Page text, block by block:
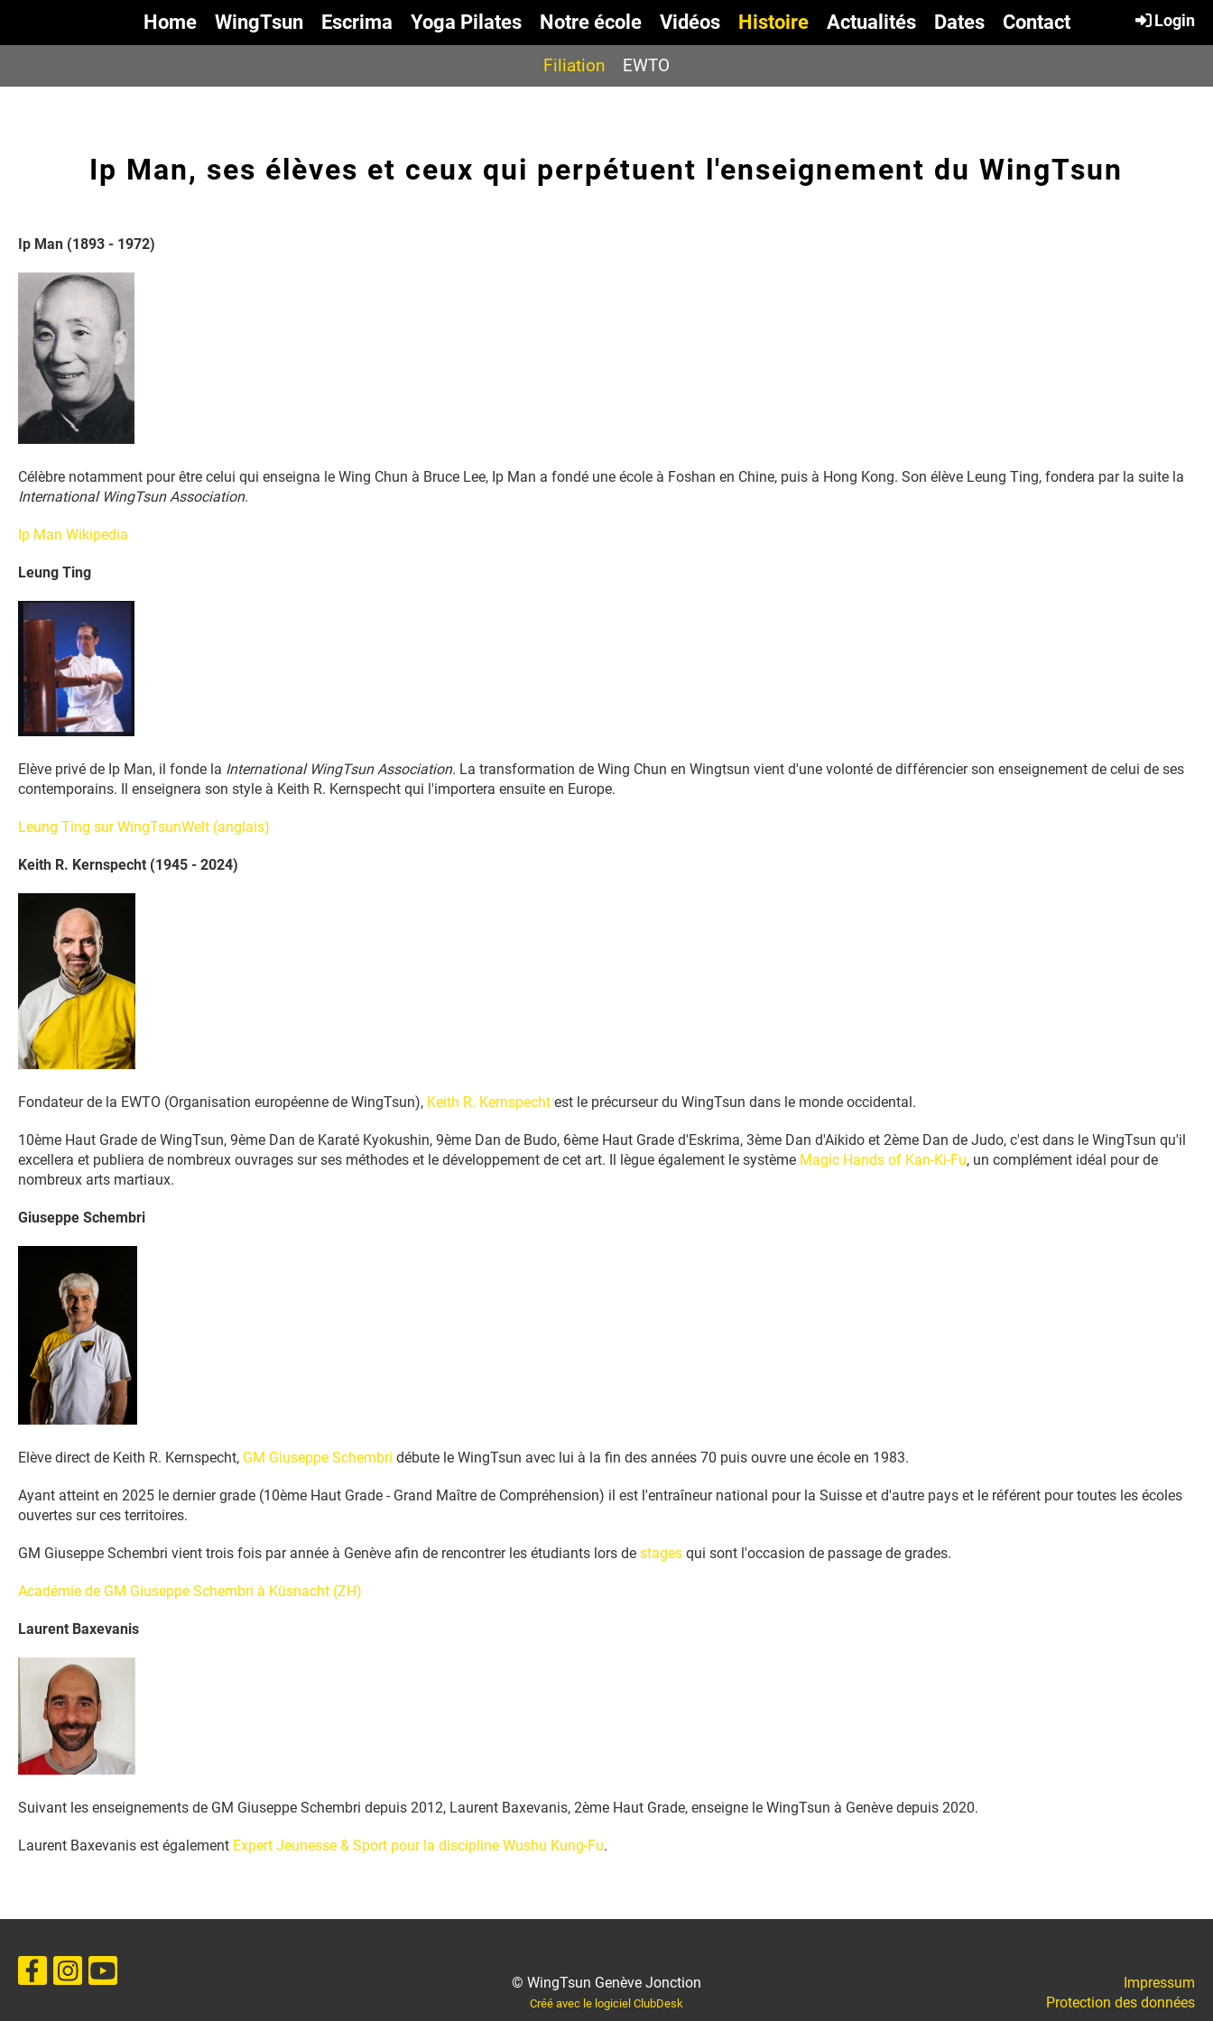
Home WingTsun Escrima Yoga Pilates Notre école Vidéos Histoire Actualités Dates Contact Login
Filiation EWTO
Ip Man, ses élèves et ceux qui perpétuent l'enseignement du WingTsun
Ip Man (1893 - 1972)
Célèbre notamment pour être celui qui enseigna le Wing Chun à Bruce Lee, Ip Man a fondé une école à Foshan en Chine, puis à Hong Kong. Son élève Leung Ting, fondera par la suite la
International WingTsun Association.
Ip Man Wikipedia
Leung Ting
Elève privé de Ip Man, il fonde la International WingTsun Association. La transformation de Wing Chun en Wingtsun vient d'une volonté de différencier son enseignement de celui de ses
contemporains. Il enseignera son style à Keith R. Kernspecht qui l'importera ensuite en Europe.
Leung Ting sur WingTsunWelt (anglais)
Keith R. Kernspecht (1945 - 2024)
Fondateur de la EWTO (Organisation européenne de WingTsun), Keith R. Kernspecht est le précurseur du WingTsun dans le monde occidental.
10ème Haut Grade de WingTsun, 9ème Dan de Karaté Kyokushin, 9ème Dan de Budo, 6ème Haut Grade d'Eskrima, 3ème Dan d'Aikido et 2ème Dan de Judo, c'est dans le WingTsun qu'il
excellera et publiera de nombreux ouvrages sur ses méthodes et le développement de cet art. Il lègue également le système Magic Hands of Kan-Ki-Fu, un complément idéal pour de
nombreux arts martiaux.
Giuseppe Schembri
Elève direct de Keith R. Kernspecht, GM Giuseppe Schembri débute le WingTsun avec lui à la fin des années 70 puis ouvre une école en 1983.
Ayant atteint en 2025 le dernier grade (10ème Haut Grade - Grand Maître de Compréhension) il est l'entraîneur national pour la Suisse et d'autre pays et le référent pour toutes les écoles
ouvertes sur ces territoires.
GM Giuseppe Schembri vient trois fois par année à Genève afin de rencontrer les étudiants lors de stages qui sont l'occasion de passage de grades.
Académie de GM Giuseppe Schembri à Küsnacht (ZH)
Laurent Baxevanis
Suivant les enseignements de GM Giuseppe Schembri depuis 2012, Laurent Baxevanis, 2ème Haut Grade, enseigne le WingTsun à Genève depuis 2020.
Laurent Baxevanis est également Expert Jeunesse & Sport pour la discipline Wushu Kung-Fu.
© WingTsun Genève Jonction
Créé avec le logiciel ClubDesk
Impressum
Protection des données